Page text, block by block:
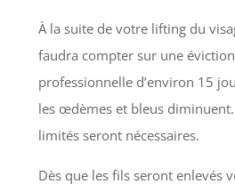
À la suite de votre lifting du
faudra compter sur une
professionnelle d’environ 15
les œdèmes et bleus
limités seront nécessaires.
Dès que les fils seront enlevés